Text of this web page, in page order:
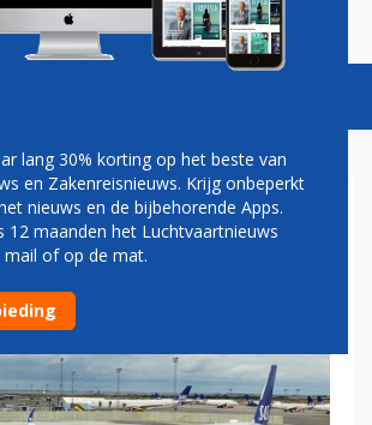
Podcasts Vacatures
WIL OOK
INVOEREN
lang 30% korting op het beste van
en Zakenreisnieuws. Krijg onbeperkt
nieuws en de bijbehorende Apps.
12 maanden het Luchtvaartnieuws
mail of op de mat.